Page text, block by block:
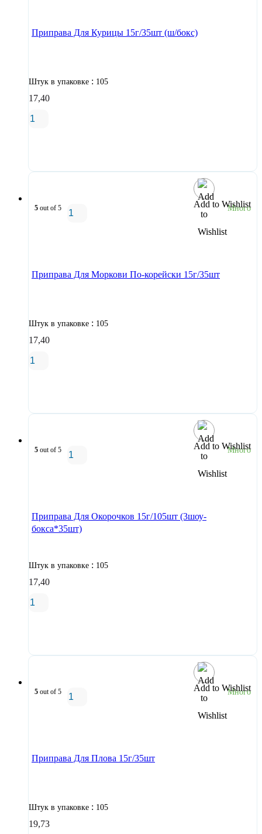
Приправа Для Курицы 15г/35шт (ш/бокс)
Штук в упаковке : 105
17,40
Add to Wishlist
5 out of 5 Много
Приправа Для Моркови По-корейски 15г/35шт
Штук в упаковке : 105
17,40
Add to Wishlist
5 out of 5 Много
Приправа Для Окорочков 15г/105шт (3шоу-
бокса*35шт)
Штук в упаковке : 105
17,40
Add to Wishlist
5 out of 5 Много
Приправа Для Плова 15г/35шт
Штук в упаковке : 105
19,73